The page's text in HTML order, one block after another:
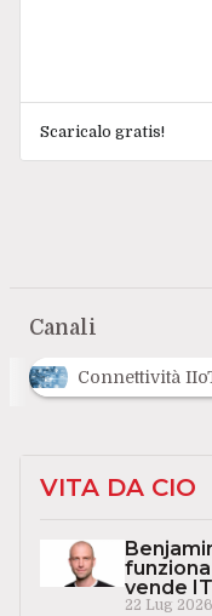
Scaricalo gratis!
Canali
Connettività
VITA DA CIO
vende
22 Lug 2026